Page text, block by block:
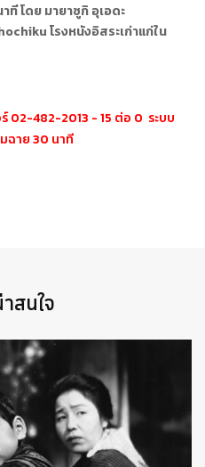
ที โดย มายาซูกิ อุเอดะ
โรงหนังอิสระเก่าแก่ใน
02-482-2013 - 15 ต่อ 0 ระบบ
ฉาย 30 นาที
สนใจ